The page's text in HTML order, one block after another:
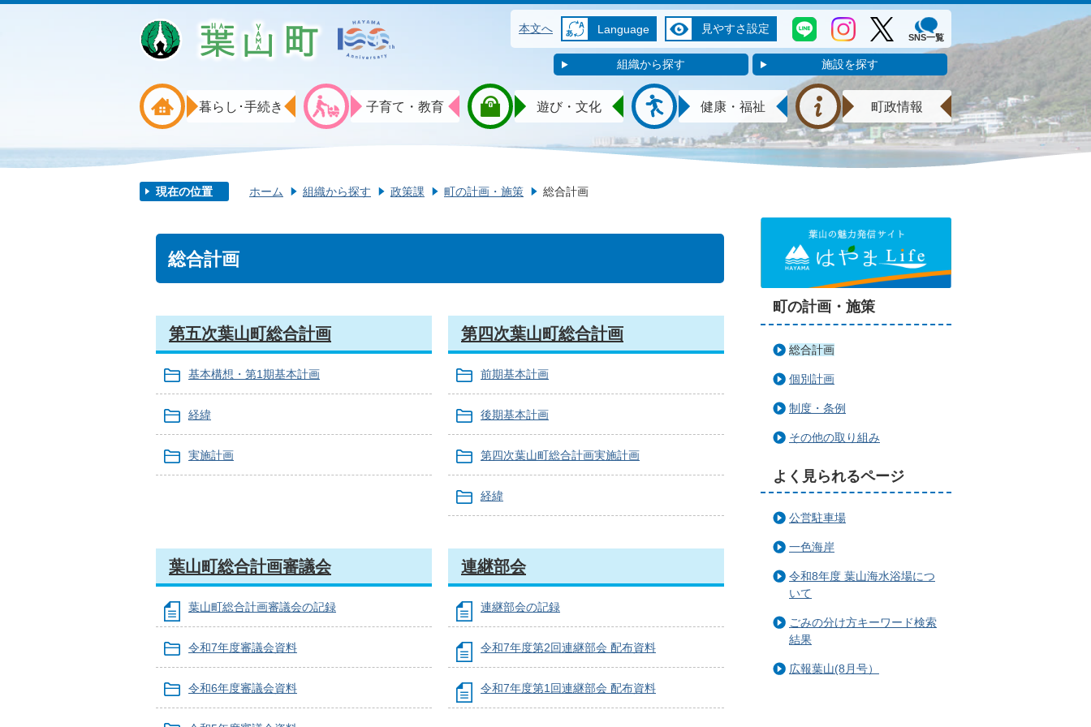
本文へ Language 見やすさ設定
SNS一覧
組織から探す 施設を探す
暮らし･手続き 子育て・教育 遊び・文化 健康・福祉 町政情報
現在の位置 ホーム 組織から探す 政策課 町の計画・施策 総合計画
総合計画
第五次葉山町総合計画
基本構想・第1期基本計画
経緯
実施計画
第四次葉山町総合計画
前期基本計画
後期基本計画
第四次葉山町総合計画実施計画
経緯
葉山町総合計画審議会
葉山町総合計画審議会の記録
令和7年度審議会資料
令和6年度審議会資料
連継部会
連継部会の記録
令和7年度第2回連継部会 配布資料
令和7年度第1回連継部会 配布資料
町の計画・施策
総合計画
個別計画
制度・条例
その他の取り組み
よく見られるページ
公営駐車場
一色海岸
令和8年度 葉山海水浴場につ
いて
ごみの分け方キーワード検索
結果
広報葉山(8月号）